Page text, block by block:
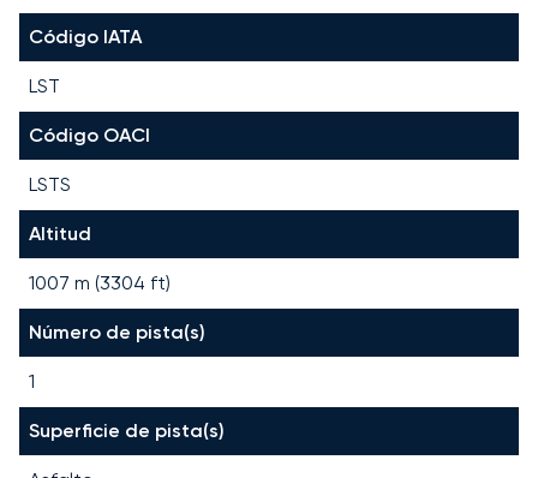
Código IATA
LST
Código OACI
LSTS
Altitud
1007 m (3304 ft)
Número de pista(s)
1
Superficie de pista(s)